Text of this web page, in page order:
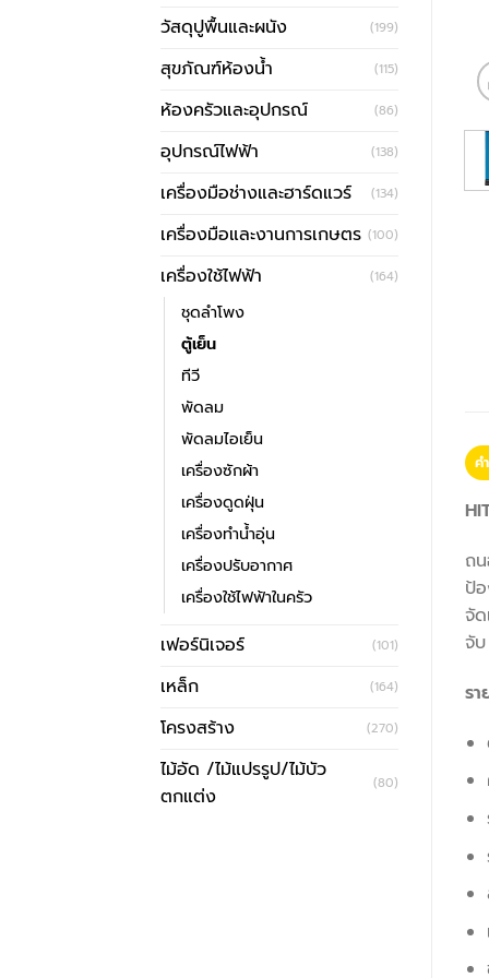
วัสดุปูพื้นและผนัง (199)
สุขภัณฑ์ห้องน้ำ (115)
ห้องครัวและอุปกรณ์ (86)
อุปกรณ์ไฟฟ้า (138)
เครื่องมือช่างและฮาร์ดแวร์ (134)
เครื่องมือและงานการเกษตร (100)
เครื่องใช้ไฟฟ้า (164)
ชุดลำโพง
ตู้เย็น
ทีวี
พัดลม
พัดลมไอเย็น
เครื่องซักผ้า
เครื่องดูดฝุ่น
เครื่องทำน้ำอุ่น
เครื่องปรับอากาศ
เครื่องใช้ไฟฟ้าในครัว
เฟอร์นิเจอร์ (101)
เหล็ก (164)
โครงสร้าง (270)
ไม้อัด /ไม้แปรรูป/ไม้บัว
ตกแต่ง
(80)
ค
ถ
ป้
จั
จั
รา